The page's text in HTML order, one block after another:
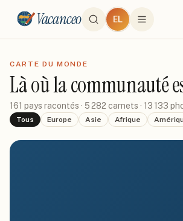
Vacanceo EL
CARTE DU MONDE
Là où la communauté
161 pays racontés · 5 282 carnets · 13 133
Tous Europe Asie Afrique